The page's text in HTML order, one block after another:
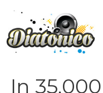
contenuto
In